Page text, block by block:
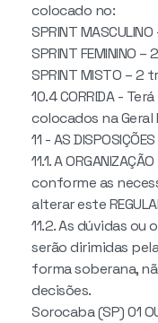
colocado no:
SPRINT
SPRINT FEMININO
SPRINT MISTO – 2
10.4 CORRIDA -
colocados na Geral
11 - AS DISPOSIÇÕES
11.1. A
conforme as
alterar este
11.2. As dúvidas ou
serão dirimidas pela
forma soberana,
decisões.
Sorocaba (SP) 01